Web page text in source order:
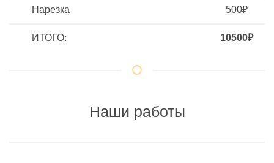
Нарезка 500₽
ИТОГО: 10500₽
Наши работы